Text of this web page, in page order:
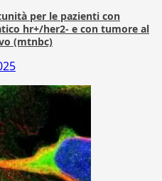
per le pazienti con
hr+/her2- e con tumore al
(mtnbc)